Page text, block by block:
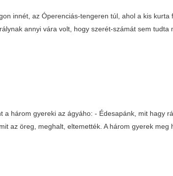
innét, az Óperenciás-tengeren túl, ahol a kis
annyi vára volt, hogy szerét-számát sem tudta
a három gyereki az ágyáho: - Édesapánk, mit hagy
az öreg, meghalt, eltemették. A három gyerek